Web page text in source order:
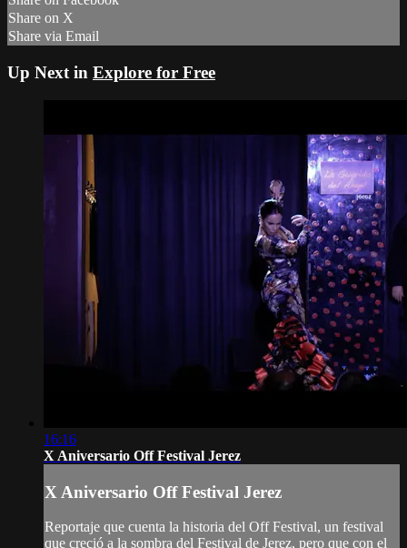
Share on X
Share via Email
Up Next in Explore for Free
16:16
X Aniversario Off Festival Jerez
X Aniversario Off Festival Jerez
Reportaje que cuenta la historia del Off Festival, un festival
que creció a la sombra del Festival de Jerez, pero que con el